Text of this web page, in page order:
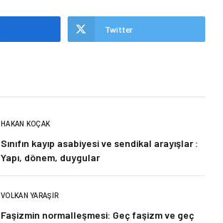
Twitter
HAKAN KOÇAK
Sınıfın kayıp asabiyesi ve sendikal arayışlar :
Yapı, dönem, duygular
VOLKAN YARAŞIR
Faşizmin normalleşmesi: Geç faşizm ve geç